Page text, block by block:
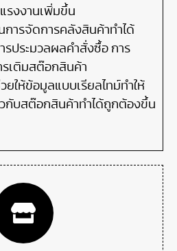
รงงานเพิ่มขึ้น
การจัดการคลังสินค้าทำได้
รประมวลผลคำสั่งซื้อ การ
รเติมสต๊อกสินค้า
ยให้ข้อมูลแบบเรียลไทม์ทำให้
กับสต๊อกสินค้าทำได้ถูกต้องขึ้น